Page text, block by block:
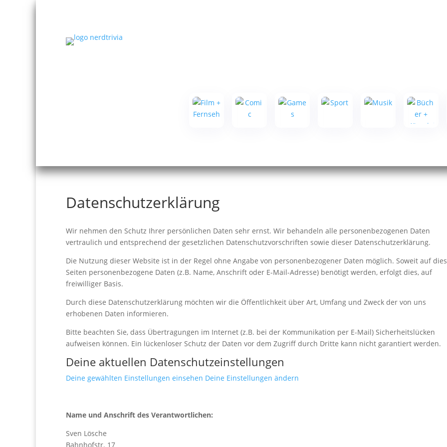
Datenschutzerklärung
Wir nehmen den Schutz Ihrer persönlichen Daten sehr ernst. Wir behandeln alle personenbezogenen Daten
vertraulich und entsprechend der gesetzlichen Datenschutzvorschriften sowie dieser Datenschutzerklärung.
Die Nutzung dieser Website ist in der Regel ohne Angabe von personenbezogener Daten möglich. Soweit auf
Seiten personenbezogene Daten (z.B. Name, Anschrift oder E-Mail-Adresse) benötigt werden, erfolgt dies, auf
freiwilliger Basis.
Durch diese Datenschutzerklärung möchten wir die Öffentlichkeit über Art, Umfang und Zweck der von uns
erhobenen Daten informieren.
Bitte beachten Sie, dass Übertragungen im Internet (z.B. bei der Kommunikation per E-Mail) Sicherheitslücken
aufweisen können. Ein lückenloser Schutz der Daten vor dem Zugriff durch Dritte kann nicht garantiert werden.
Deine aktuellen Datenschutzeinstellungen
Deine gewählten Einstellungen einsehen Deine Einstellungen ändern
Name und Anschrift des Verantwortlichen:
Sven Lösche
Bahnhofstr. 17